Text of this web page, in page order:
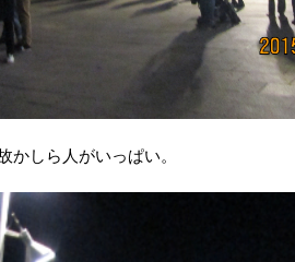
しら人がいっぱい。